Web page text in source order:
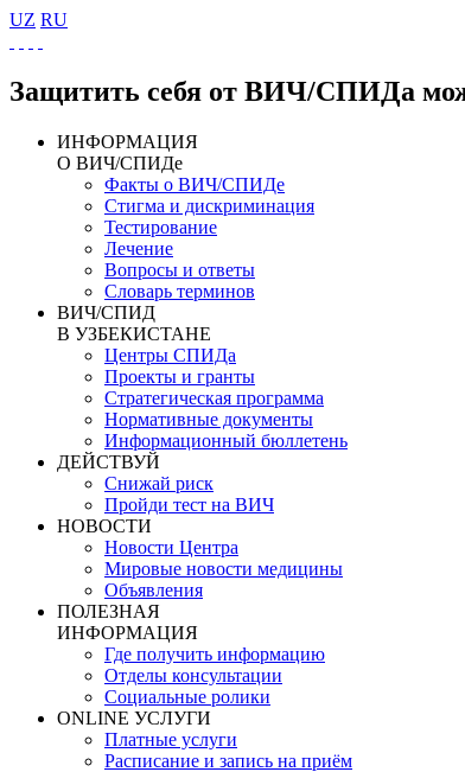
UZ RU
Защитить себя от ВИЧ/СПИДа
ИНФОРМАЦИЯ
О ВИЧ/СПИДе
Факты о ВИЧ/СПИДе
Стигма и дискриминация
Тестирование
Лечение
Вопросы и ответы
Словарь терминов
ВИЧ/СПИД
В УЗБЕКИСТАНЕ
Центры СПИДа
Проекты и гранты
Стратегическая программа
Нормативные документы
Информационный бюллетень
ДЕЙСТВУЙ
Снижай риск
Пройди тест на ВИЧ
НОВОСТИ
Новости Центра
Мировые новости медицины
Объявления
ПОЛЕЗНАЯ
ИНФОРМАЦИЯ
Где получить информацию
Отделы консультации
Социальные ролики
ONLINE УСЛУГИ
Платные услуги
Расписание и запись на приём